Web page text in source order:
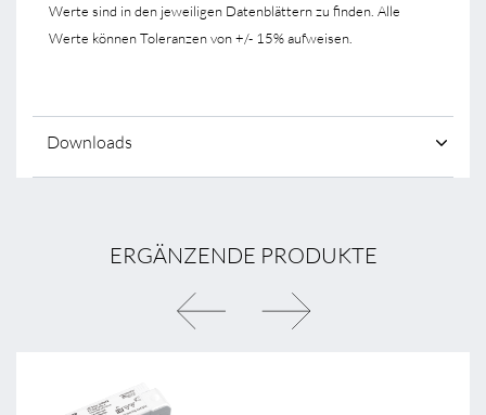
Werte sind in den jeweiligen Datenblättern zu finden. Alle
Werte können Toleranzen von +/- 15% aufweisen.
Downloads
ERGÄNZENDE PRODUKTE